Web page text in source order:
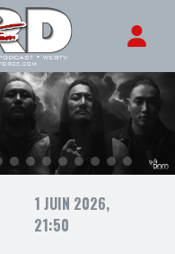
1 JUIN 2026,
21:50